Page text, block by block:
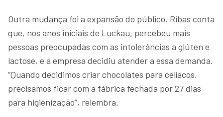
Outra mudança foi a expansão do público. Ribas conta
que, nos anos iniciais de Luckau, percebeu mais
pessoas preocupadas com as intolerâncias a glúten e
lactose, e a empresa decidiu atender a essa demanda.
“Quando decidimos criar chocolates para celíacos,
precisamos ficar com a fábrica fechada por 27 dias
para higienização”, relembra.